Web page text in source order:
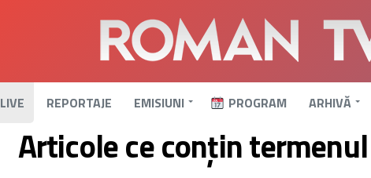
LIVE REPORTAJE EMISIUNI PROGRAM ARHIVĂ
Articole ce conțin